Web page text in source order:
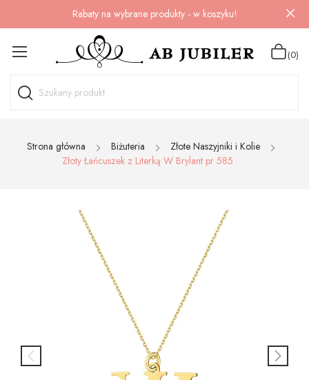
Rabaty na wybrane produkty - w koszyku!
(0)
Strona główna Biżuteria
Złote Naszyjniki i Kolie
Złoty Łańcuszek z Literką W Brylant pr 585